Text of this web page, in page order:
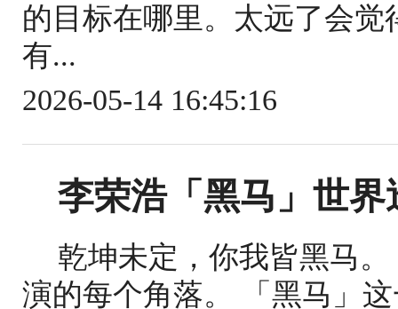
的目标在哪里。太远了会
有...
2026-05-14 16:45:16
李荣浩「黑马」世
乾坤未定，你我皆黑马
演的每个角落。 「黑马」